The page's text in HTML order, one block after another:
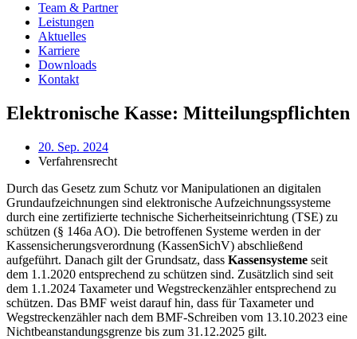
Team & Partner
Leistungen
Aktuelles
Karriere
Downloads
Kontakt
Elektronische Kasse: Mitteilungspflichten
20. Sep. 2024
Verfahrensrecht
Durch das Gesetz zum Schutz vor Manipulationen an digitalen
Grundaufzeichnungen sind elektronische Aufzeichnungssysteme
durch eine zertifizierte technische Sicherheitseinrichtung (TSE) zu
schützen (§ 146a AO). Die betroffenen Systeme werden in der
Kassensicherungsverordnung (KassenSichV) abschließend
aufgeführt. Danach gilt der Grundsatz, dass Kassensysteme seit
dem 1.1.2020 entsprechend zu schützen sind. Zusätzlich sind seit
dem 1.1.2024 Taxameter und Wegstreckenzähler entsprechend zu
schützen. Das BMF weist darauf hin, dass für Taxameter und
Wegstreckenzähler nach dem BMF-Schreiben vom 13.10.2023 eine
Nichtbeanstandungsgrenze bis zum 31.12.2025 gilt.